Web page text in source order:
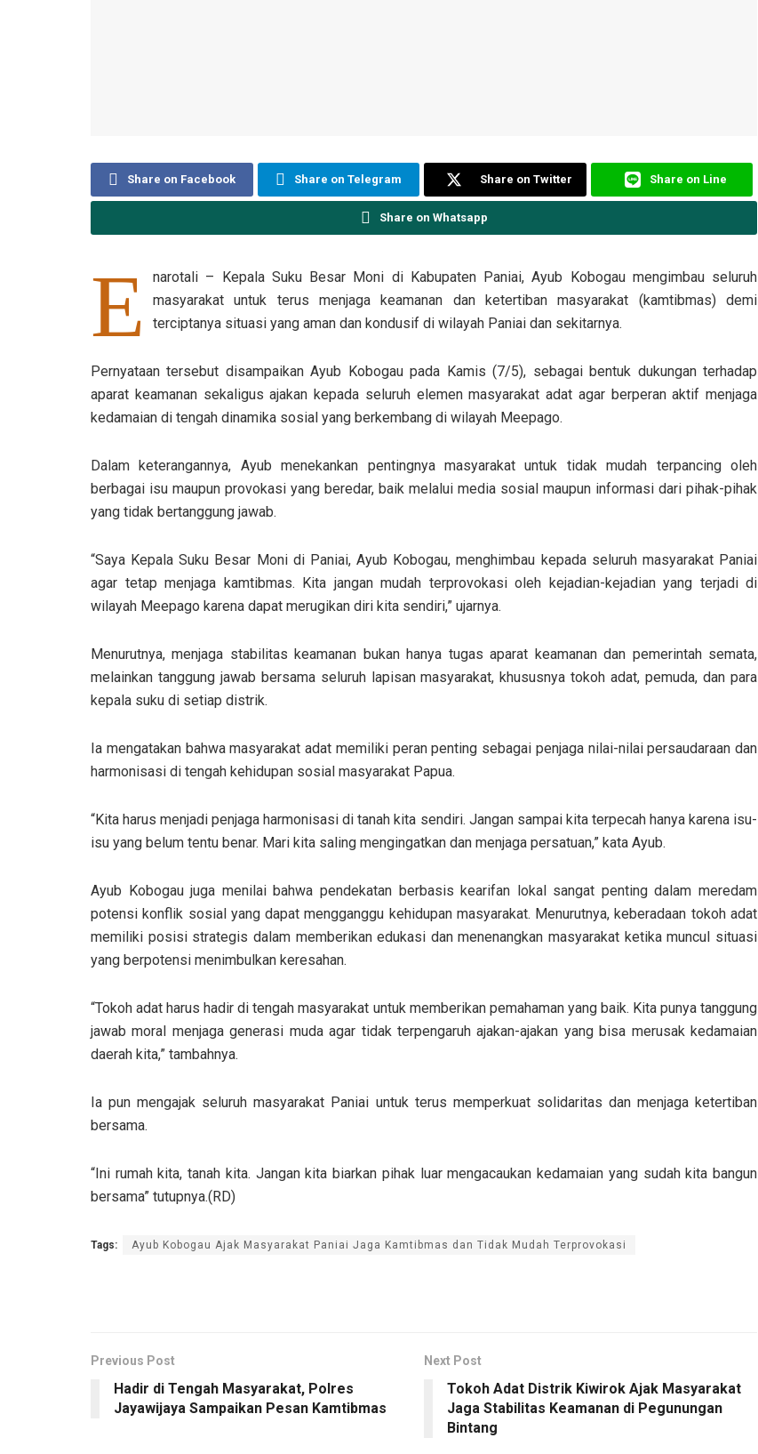
Share on Facebook Share on Telegram Share on Twitter Share on Line
Share on Whatsapp
E
narotali – Kepala Suku Besar Moni di Kabupaten Paniai, Ayub Kobogau mengimbau seluruh
masyarakat untuk terus menjaga keamanan dan ketertiban masyarakat (kamtibmas) demi
terciptanya situasi yang aman dan kondusif di wilayah Paniai dan sekitarnya.
Pernyataan tersebut disampaikan Ayub Kobogau pada Kamis (7/5), sebagai bentuk dukungan terhadap
aparat keamanan sekaligus ajakan kepada seluruh elemen masyarakat adat agar berperan aktif menjaga
kedamaian di tengah dinamika sosial yang berkembang di wilayah Meepago.
Dalam keterangannya, Ayub menekankan pentingnya masyarakat untuk tidak mudah terpancing oleh
berbagai isu maupun provokasi yang beredar, baik melalui media sosial maupun informasi dari pihak-pihak
yang tidak bertanggung jawab.
“Saya Kepala Suku Besar Moni di Paniai, Ayub Kobogau, menghimbau kepada seluruh masyarakat Paniai
agar tetap menjaga kamtibmas. Kita jangan mudah terprovokasi oleh kejadian-kejadian yang terjadi di
wilayah Meepago karena dapat merugikan diri kita sendiri,” ujarnya.
Menurutnya, menjaga stabilitas keamanan bukan hanya tugas aparat keamanan dan pemerintah semata,
melainkan tanggung jawab bersama seluruh lapisan masyarakat, khususnya tokoh adat, pemuda, dan para
kepala suku di setiap distrik.
Ia mengatakan bahwa masyarakat adat memiliki peran penting sebagai penjaga nilai-nilai persaudaraan dan
harmonisasi di tengah kehidupan sosial masyarakat Papua.
“Kita harus menjadi penjaga harmonisasi di tanah kita sendiri. Jangan sampai kita terpecah hanya karena isu-
isu yang belum tentu benar. Mari kita saling mengingatkan dan menjaga persatuan,” kata Ayub.
Ayub Kobogau juga menilai bahwa pendekatan berbasis kearifan lokal sangat penting dalam meredam
potensi konflik sosial yang dapat mengganggu kehidupan masyarakat. Menurutnya, keberadaan tokoh adat
memiliki posisi strategis dalam memberikan edukasi dan menenangkan masyarakat ketika muncul situasi
yang berpotensi menimbulkan keresahan.
“Tokoh adat harus hadir di tengah masyarakat untuk memberikan pemahaman yang baik. Kita punya tanggung
jawab moral menjaga generasi muda agar tidak terpengaruh ajakan-ajakan yang bisa merusak kedamaian
daerah kita,” tambahnya.
Ia pun mengajak seluruh masyarakat Paniai untuk terus memperkuat solidaritas dan menjaga ketertiban
bersama.
“Ini rumah kita, tanah kita. Jangan kita biarkan pihak luar mengacaukan kedamaian yang sudah kita bangun
bersama” tutupnya.(RD)
Tags: Ayub Kobogau Ajak Masyarakat Paniai Jaga Kamtibmas dan Tidak Mudah Terprovokasi
Previous Post
Hadir di Tengah Masyarakat, Polres
Jayawijaya Sampaikan Pesan Kamtibmas
Next Post
Tokoh Adat Distrik Kiwirok Ajak Masyarakat
Jaga Stabilitas Keamanan di Pegunungan
Bintang